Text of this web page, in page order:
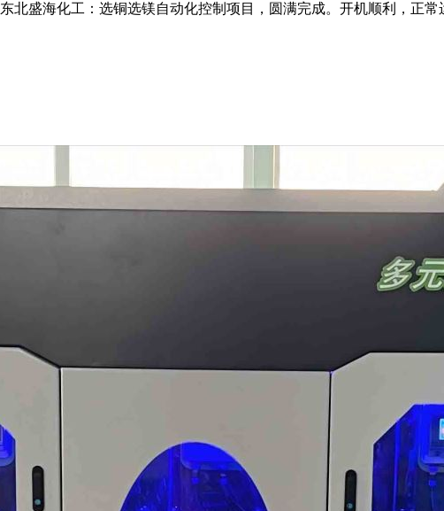
东北盛海化工：选铜选镁自动化控制项目，圆满完成。开机顺利，正常